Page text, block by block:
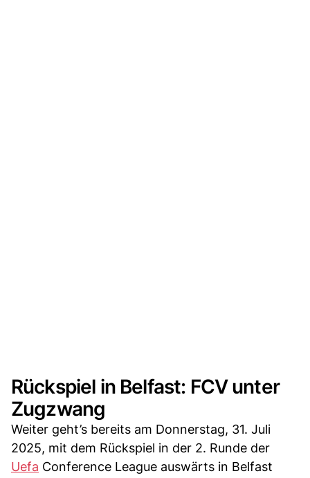
Rückspiel in Belfast: FCV unter
Zugzwang
Weiter geht’s bereits am Donnerstag, 31. Juli
2025, mit dem Rückspiel in der 2. Runde der
Uefa Conference League auswärts in Belfast